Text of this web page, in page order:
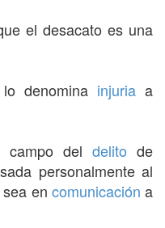
el desacato es una
denomina injuria a
campo del delito de
personalmente al
en comunicación a